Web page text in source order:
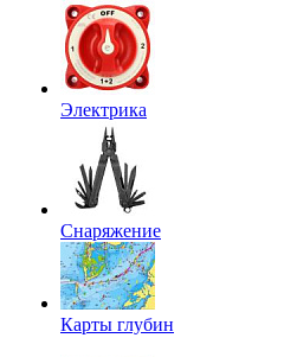
Электрика
Снаряжение
Карты глубин